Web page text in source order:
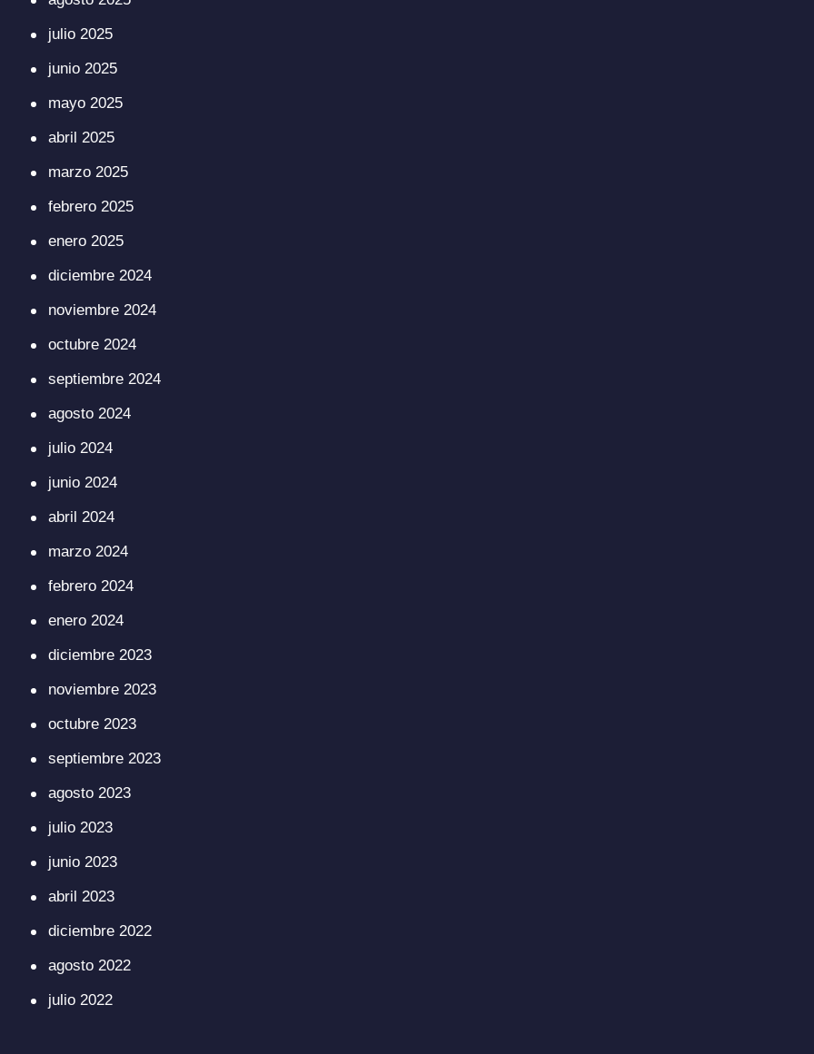
julio 2025
junio 2025
mayo 2025
abril 2025
marzo 2025
febrero 2025
enero 2025
diciembre 2024
noviembre 2024
octubre 2024
septiembre 2024
agosto 2024
julio 2024
junio 2024
abril 2024
marzo 2024
febrero 2024
enero 2024
diciembre 2023
noviembre 2023
octubre 2023
septiembre 2023
agosto 2023
julio 2023
junio 2023
abril 2023
diciembre 2022
agosto 2022
julio 2022